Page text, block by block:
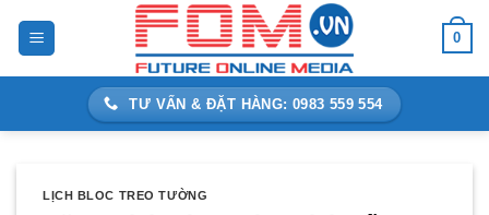
0
TƯ VẤN & ĐẶT HÀNG: 0983 559 554
LỊCH BLOC TREO TƯỜNG